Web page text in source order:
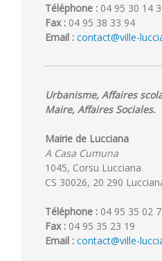
Téléphone : 04 95 30 14
Fax : 04 95 38 33 94
Email : contact@ville-
Urbanisme, Affaires
Maire, Affaires Sociales.
Mairie de Lucciana
A Casa Cumuna
1045, Corsu Lucciana
CS 30026, 20 290
Téléphone : 04 95 35 02
Fax : 04 95 35 23 19
Email : contact@ville-